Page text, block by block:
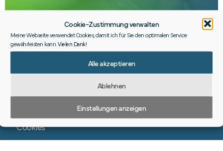
Cookie-Zustimmung verwalten
Meine Webseite verwendet Cookies, damit ich für Sie den optimalen Service
gewährleisten kann. Vielen Dank!
Alle akzeptieren
Ablehnen
Einstellungen anzeigen
Wege entstehen, wenn wir das Muster ändern.
Cookies